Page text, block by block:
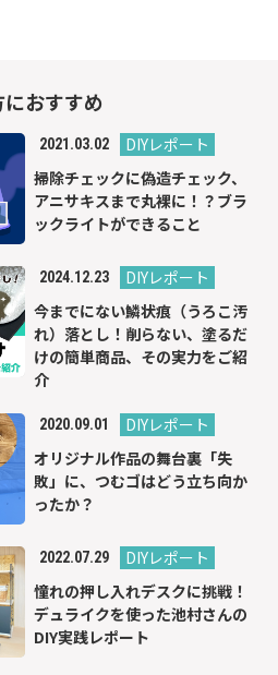
おすすめ
2021.03.02
DIYレポート
掃除チェックに偽造チェック、
アニサキスまで丸裸に！？ブラ
ックライトができること
2024.12.23
DIYレポート
今までにない鱗状痕（うろこ汚
れ）落とし！削らない、塗るだ
けの簡単商品、その実力をご紹
介
2020.09.01
DIYレポート
オリジナル作品の舞台裏「失
敗」に、つむゴはどう立ち向か
ったか？
2022.07.29
DIYレポート
憧れの押し入れデスクに挑戦！
デュライクを使った池村さんの
DIY実践レポート